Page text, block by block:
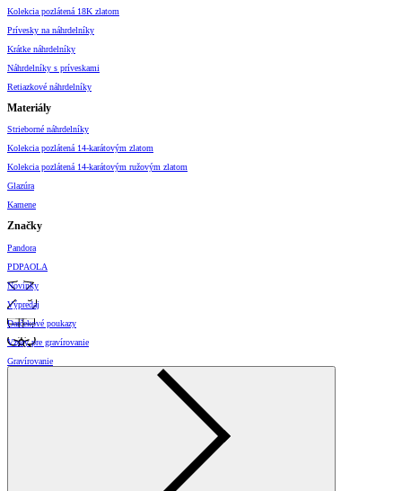
Kolekcia pozlátená 18K zlatom
Prívesky na náhrdelníky
Krátke náhrdelníky
Náhrdelníky s príveskami
Retiazkové náhrdelníky
Materiály
Strieborné náhrdelníky
Kolekcia pozlátená 14-karátovým zlatom
Kolekcia pozlátená 14-karátovým ružovým zlatom
Glazúra
Kamene
Značky
Pandora
PDPAOLA
Novinky
Výpredaj
Darčekové poukazy
Vzory pre gravírovanie
Gravírovanie